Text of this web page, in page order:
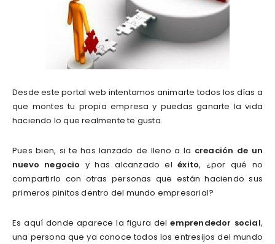
Desde este portal web intentamos animarte todos los días a
que montes tu propia empresa y puedas ganarte la vida
haciendo lo que realmente te gusta.
Pues bien, si te has lanzado de lleno a la creación de un
nuevo negocio y has alcanzado eléxito, ¿por qué no
compartirlo con otras personas que están haciendo sus
primeros pinitos dentro del mundo empresarial?
Es aquí donde aparece la figura delemprendedor social,
una persona que ya conoce todos los entresijos del mundo